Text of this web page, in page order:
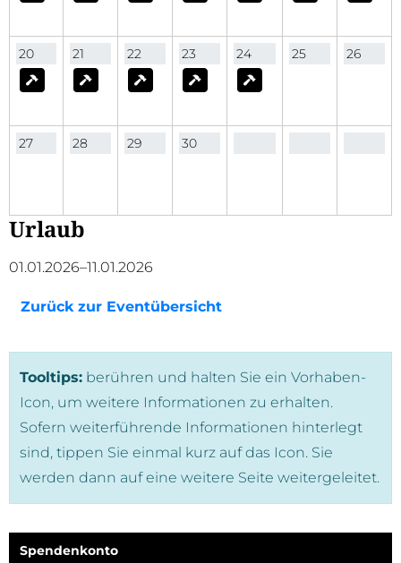
20 21 22 23 24 25 26
27 28 29 30
Urlaub
01.01.2026–11.01.2026
Zurück zur Eventübersicht
Tooltips: berühren und halten Sie ein Vorhaben-
Icon, um weitere Informationen zu erhalten.
Sofern weiterführende Informationen hinterlegt
sind, tippen Sie einmal kurz auf das Icon. Sie
werden dann auf eine weitere Seite weitergeleitet.
Spendenkonto